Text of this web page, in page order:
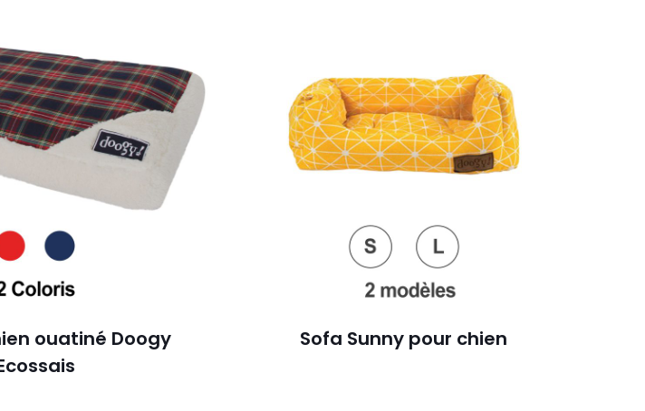
ouatiné Doogy
Sofa Sunny pour chien